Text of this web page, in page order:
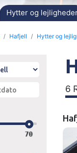
Hytter og
Hafjell Hytter og
70
6